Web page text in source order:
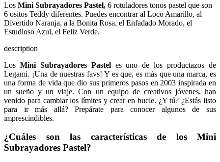
Los Mini Subrayadores Pastel, 6 rotuladores tonos pastel que son
6 ositos Teddy diferentes. Puedes encontrar al Loco Amarillo, al
Divertido Naranja, a la Bonita Rosa, el Enfadado Morado, el
Estudioso Azul, el Feliz Verde.
description
Los Mini Subrayadores Pasteles uno de los productazos de
Legami. ¡Una de nuestras favs! Y es que, es más que una marca, es
una forma de vida que dio sus primeros pasos en 2003 inspirada en
un sueño y un viaje. Con un equipo de creativos jóvenes, han
venido para cambiar los límites y crear en bucle. ¿Y tú? ¿Estás listo
para ir más allá? Prepárate para conocer algunos de sus
imprescindibles.
¿Cuáles son las características de los Mini
Subrayadores Pastel?